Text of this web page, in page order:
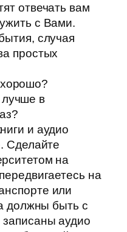
отвечать вам
с Вами.
случая
простых
в
и аудио
Сделайте
на
на
или
должны быть с
аудио